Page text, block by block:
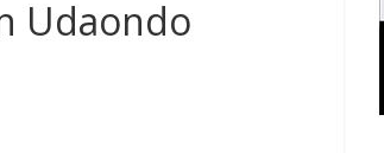
Udaondo